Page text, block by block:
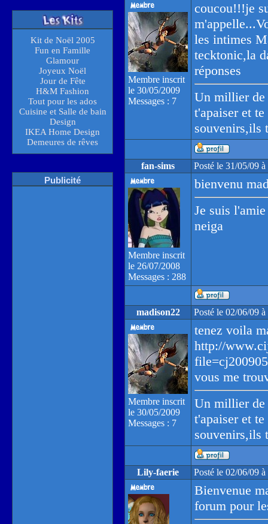
Kit de Noël 2005
Fun en Famille
Glamour
Joyeux Noël
Jour de Fête
H&M Fashion
Tout pour les ados
Cuisine et Salle de bain
Design
IKEA Home Design
Demeures de rêves
Publicité
Membre inscrit
le 30/05/2009
Messages : 7
coucou!!!je
les intimes
tecktonic,la
réponses
Un millier de
t'apaiser et
souvenirs,ils
fan-sims Posté le 31/05/09
Membre inscrit
le 26/07/2008
Messages : 288
bienvenu
Je suis
neiga
madison22 Posté le 02/06/09
Membre inscrit
le 30/05/2009
Messages : 7
tenez voila
http://
vous me
Un millier de
t'apaiser et
souvenirs,ils
Lily-faerie Posté le 02/06/09
Bienvenue
forum pour